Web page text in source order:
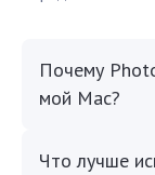
Почему
мой Mac?
Что лучше